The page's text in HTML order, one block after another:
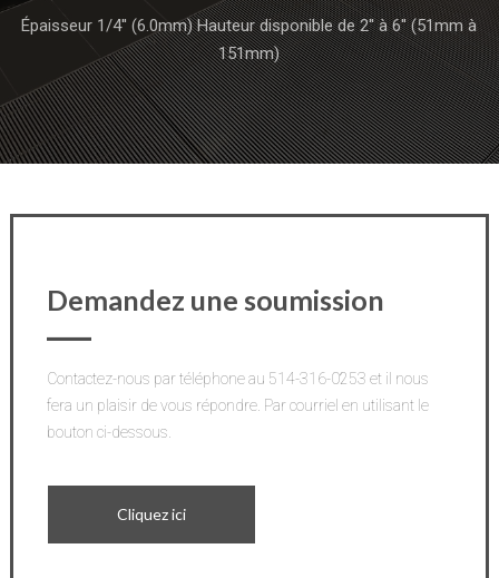
Épaisseur 1/4'' (6.0mm) Hauteur disponible de 2'' à 6'' (51mm à
151mm)
Demandez une soumission
Contactez-nous par téléphone au 514-316-0253 et il nous
fera un plaisir de vous répondre. Par courriel en utilisant le
bouton ci-dessous.
Cliquez ici